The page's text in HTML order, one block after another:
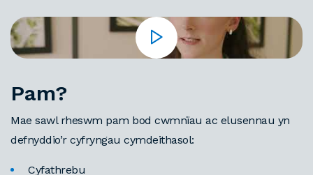
Pam?
Mae sawl rheswm pam bod cwmnïau ac elusennau yn
defnyddio’r cyfryngau cymdeithasol:
Cyfathrebu